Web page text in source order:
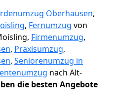
Oberhausen,
, Fernumzug von
Firmenumzug,
, Praxisumzug,
, Seniorenumzug in
nach Alt-
die besten Angebote